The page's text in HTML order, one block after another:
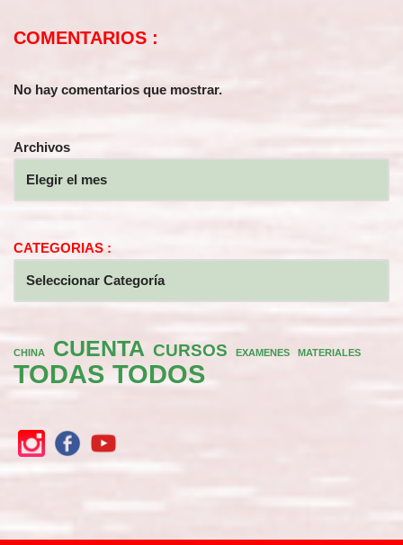
COMENTARIOS :
No hay comentarios que mostrar.
Archivos
CATEGORIAS :
CHINA CUENTA CURSOS EXAMENES MATERIALES
TODAS TODOS